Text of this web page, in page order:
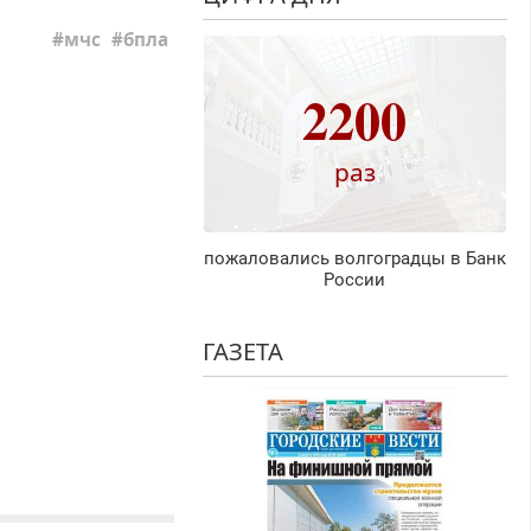
мчс бпла
2200
раз
пожаловались волгоградцы в Банк
России
ГАЗЕТА